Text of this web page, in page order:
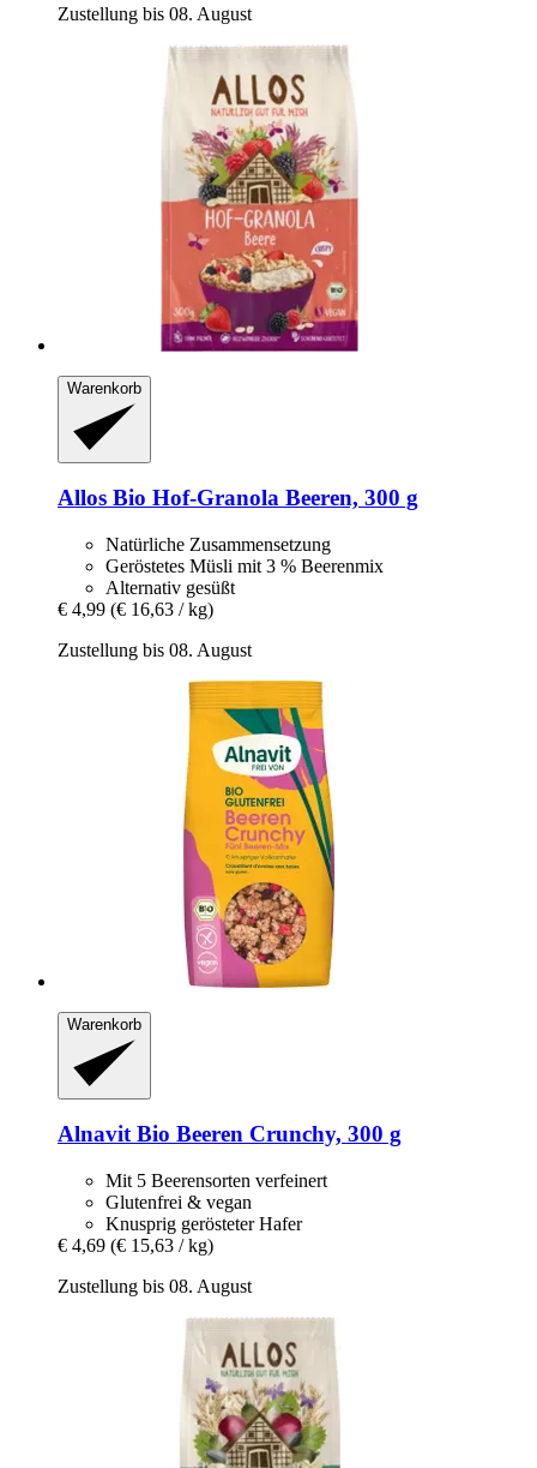
Zustellung bis 08. August
Warenkorb
Allos Bio Hof-​Granola Beeren, 300 g
Natürliche Zusammensetzung
Geröstetes Müsli mit 3 % Beerenmix
Alternativ gesüßt
€ 4,99 (€ 16,63 / kg)
Zustellung bis 08. August
Warenkorb
AlnavitBio Beeren Crunchy, 300 g
Mit 5 Beerensorten verfeinert
Glutenfrei & vegan
Knusprig gerösteter Hafer
€ 4,69 (€ 15,63 / kg)
Zustellung bis 08. August